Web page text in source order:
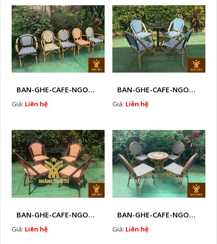
BAN-GHE-CAFE-NGOAI-TROI-J3
Giá: Liên hệ
BAN-GHE-CAFE-NGOAI-TROI-J1
Giá: Liên hệ
BAN-GHE-CAFE-NGOAI-TROI-J2
Giá: Liên hệ
BAN-GHE-CAFE-NGOAI-TROI-J4
Giá: Liên hệ